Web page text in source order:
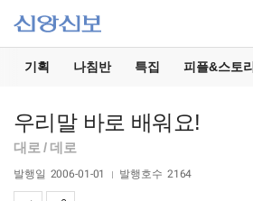
기획 나침반 특집 피플&스토리
우리말 바로 배워요!
대로 / 데로
발행일 2006-01-01 발행호수 2164